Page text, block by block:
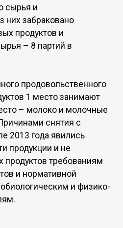
сырья и
них забраковано
продуктов и
– 8 партий в
продовольственного
1 место занимают
– молоко и молочные
снятия с
2013 года явились
продукции и не
продуктов требованиям
и нормативной
и физико-